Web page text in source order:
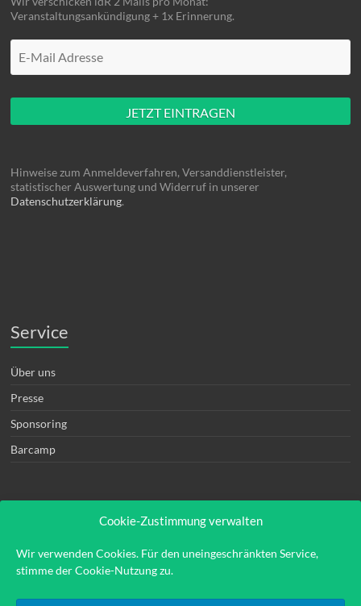
Cookie-Zustimmung verwalten
Wir verwenden Cookies. Für den uneingeschränkten Service,
stimme der Cookie-Nutzung zu.
Veranstaltungsankündigung + 1x Erinnerung.
Hinweise zum Anmeldeverfahren, Versanddienstleister,
statistischer Auswertung und Widerruf in unserer
Datenschutzerklärung.
Service
Über uns
Presse
Sponsoring
Barcamp
Kontakt